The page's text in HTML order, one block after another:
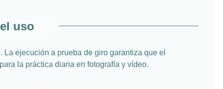
uso
ejecución a prueba de giro garantiza que el
la práctica diaria en fotografía y vídeo.